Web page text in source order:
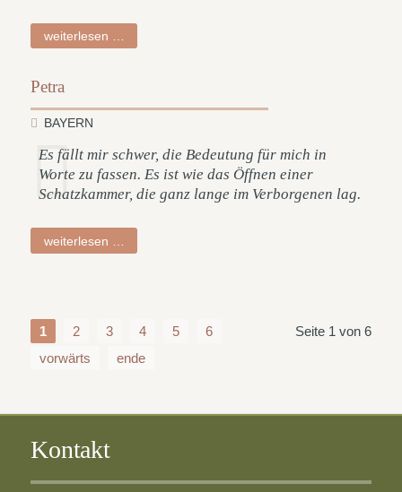
weiterlesen …
Petra
BAYERN
Es fällt mir schwer, die Bedeutung für mich in
Worte zu fassen. Es ist wie das Öffnen einer
Schatzkammer, die ganz lange im Verborgenen lag.
weiterlesen …
Seite 1 von 6
1 2 3 4 5
6
vorwärts
ende
Kontakt